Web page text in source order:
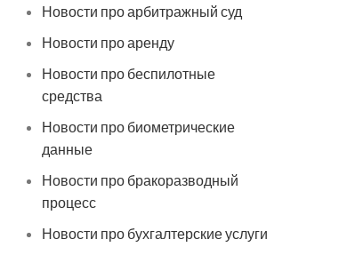
Новости про арбитражный суд
Новости про аренду
Новости про беспилотные
средства
Новости про биометрические
данные
Новости про бракоразводный
процесс
Новости про бухгалтерские услуги